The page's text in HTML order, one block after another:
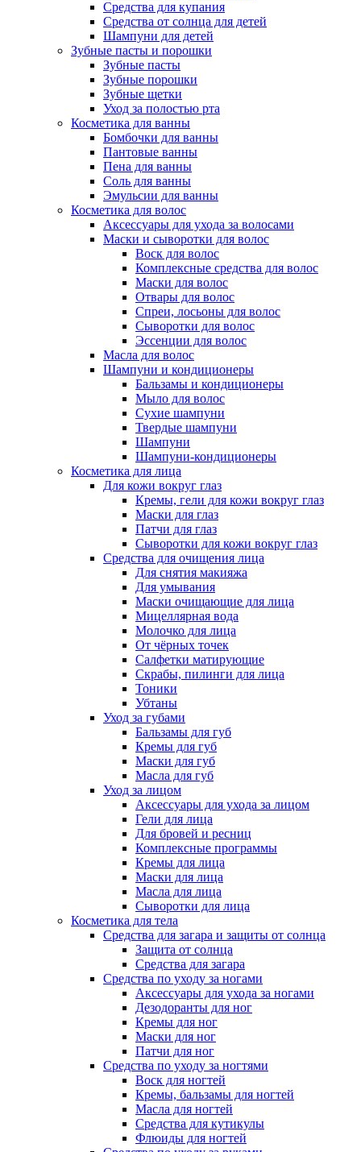
Средства для купания
Средства от солнца для детей
Шампуни для детей
Зубные пасты и порошки
Зубные пасты
Зубные порошки
Зубные щетки
Уход за полостью рта
Косметика для ванны
Бомбочки для ванны
Пантовые ванны
Пена для ванны
Соль для ванны
Эмульсии для ванны
Косметика для волос
Аксессуары для ухода за волосами
Маски и сыворотки для волос
Воск для волос
Комплексные средства для волос
Маски для волос
Отвары для волос
Спреи, лосьоны для волос
Сыворотки для волос
Эссенции для волос
Масла для волос
Шампуни и кондиционеры
Бальзамы и кондиционеры
Мыло для волос
Сухие шампуни
Твердые шампуни
Шампуни
Шампуни-кондиционеры
Косметика для лица
Для кожи вокруг глаз
Кремы, гели для кожи вокруг глаз
Маски для глаз
Патчи для глаз
Сыворотки для кожи вокруг глаз
Средства для очищения лица
Для снятия макияжа
Для умывания
Маски очищающие для лица
Мицеллярная вода
Молочко для лица
От чёрных точек
Салфетки матирующие
Скрабы, пилинги для лица
Тоники
Убтаны
Уход за губами
Бальзамы для губ
Кремы для губ
Маски для губ
Масла для губ
Уход за лицом
Аксессуары для ухода за лицом
Гели для лица
Для бровей и ресниц
Комплексные программы
Кремы для лица
Маски для лица
Масла для лица
Сыворотки для лица
Косметика для тела
Средства для загара и защиты от солнца
Защита от солнца
Средства для загара
Средства по уходу за ногами
Аксессуары для ухода за ногами
Дезодоранты для ног
Кремы для ног
Маски для ног
Патчи для ног
Средства по уходу за ногтями
Воск для ногтей
Кремы, бальзамы для ногтей
Масла для ногтей
Средства для кутикулы
Флюиды для ногтей